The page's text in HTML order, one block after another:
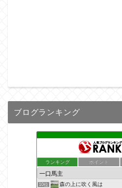
ブログランキング
ランキング ポイント
10位 森の上に吹く風は